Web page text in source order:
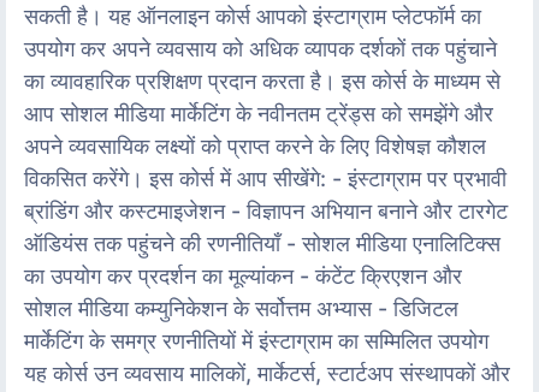
सकती है। यह ऑनलाइन कोर्स आपको इंस्टाग्राम प्लेटफॉर्म का
उपयोग कर अपने व्यवसाय को अधिक व्यापक दर्शकों तक पहुंचाने
का व्यावहारिक प्रशिक्षण प्रदान करता है। इस कोर्स के माध्यम से
आप सोशल मीडिया मार्केटिंग के नवीनतम ट्रेंड्स को समझेंगे और
अपने व्यवसायिक लक्ष्यों को प्राप्त करने के लिए विशेषज्ञ कौशल
विकसित करेंगे। इस कोर्स में आप सीखेंगे: - इंस्टाग्राम पर प्रभावी
ब्रांडिंग और कस्टमाइजेशन - विज्ञापन अभियान बनाने और टारगेट
ऑडियंस तक पहुंचने की रणनीतियाँ - सोशल मीडिया एनालिटिक्स
का उपयोग कर प्रदर्शन का मूल्यांकन - कंटेंट क्रिएशन और
सोशल मीडिया कम्युनिकेशन के सर्वोत्तम अभ्यास - डिजिटल
मार्केटिंग के समग्र रणनीतियों में इंस्टाग्राम का सम्मिलित उपयोग
यह कोर्स उन व्यवसाय मालिकों, मार्केटर्स, स्टार्टअप संस्थापकों और